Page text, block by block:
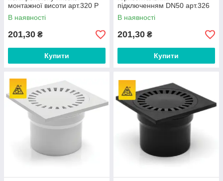
монтажної висоти арт.320 P
В наявності
201,30 ₴
Купити
підключенням DN50 арт.326
P
В наявності
201,30 ₴
Купити